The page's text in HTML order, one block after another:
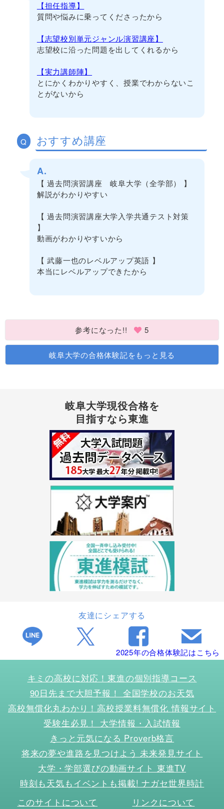
【担任指導】
質問や悩みに乗ってくださったから
【志望校別単元ジャンル演習講座】
志望校に沿った問題を出してくれるから
【実力講師陣】
とにかくわかりやすく、授業でわからないこ
とがないから
Q おすすめ講座
A.
【 過去問演習講座 岐阜大学（全学部） 】
解説がわかりやすい
【 過去問演習講座大学入学共通テスト対策
】
動画がわかりやすいから
【 武藤一也のレベルアップ英語 】
本当にレベルアップできたから
参考になった!! 5
岐阜大学の合格体験記をもっと見る
岐阜大学現役合格を
目指すなら東進
友達にシェアする
2025年の合格体験記はこちら
キミの高校に対応！東進の個別指導コース
90日先まで大胆予報！ 全国学校のお天気
高校無償化丸わかり！高校授業料無償化 情報サイト
受験生必見！ 大学情報・入試情報
きっと元気になる Proverb格言
将来の夢や進路を見つけよう 未来発見サイト
大学・学部選びの動画サイト 東進TV
時刻も天気もイベントも掲載! ナガセ世界時計
このサイトについて
リンクについて